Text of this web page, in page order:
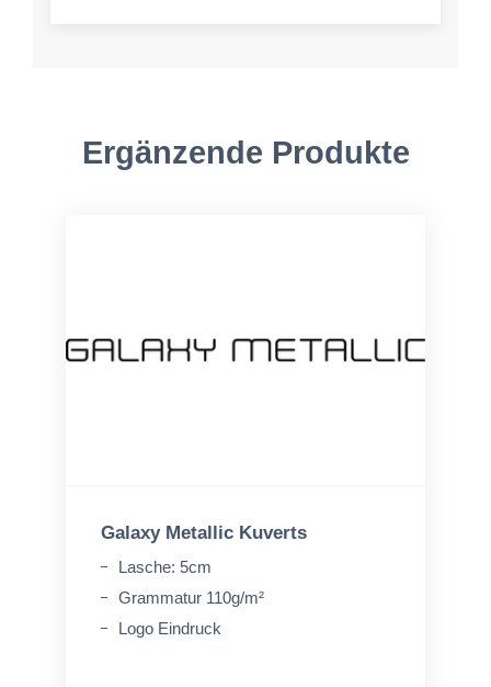
Ergänzende Produkte
Galaxy Metallic Kuverts
Lasche: 5cm
Grammatur 110g/m²
Logo Eindruck